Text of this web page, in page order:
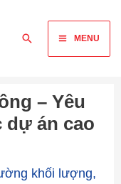
Tìm
Main
Menu
MENU
– Yêu
dự án cao
khối lượng,